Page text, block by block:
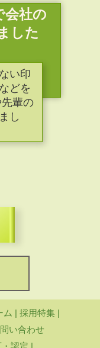
会社の
した
い印
どを
輩の
し
ム 採用特集|
い合わせ